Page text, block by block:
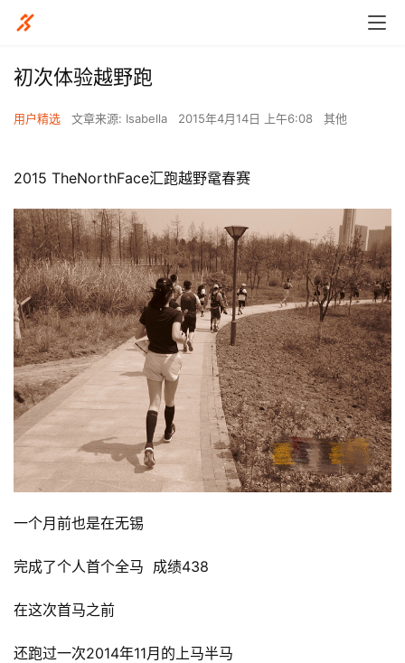
初次体验越野跑
用户精选 文章来源: Isabella 2015年4月14日 上午6:08 其他
2015 TheNorthFace汇跑越野鼋春赛
一个月前也是在无锡
完成了个人首个全马  成绩438
在这次首马之前
还跑过一次2014年11月的上马半马